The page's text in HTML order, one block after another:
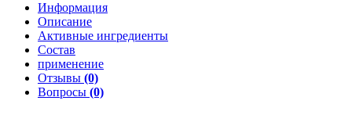
Информация
Описание
Активные ингредиенты
Состав
применение
Отзывы (0)
Вопросы (0)